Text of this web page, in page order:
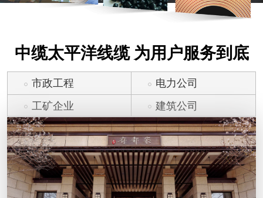
中缆太平洋线缆 为用户服务到底
市政工程
电力公司
工矿企业
建筑公司